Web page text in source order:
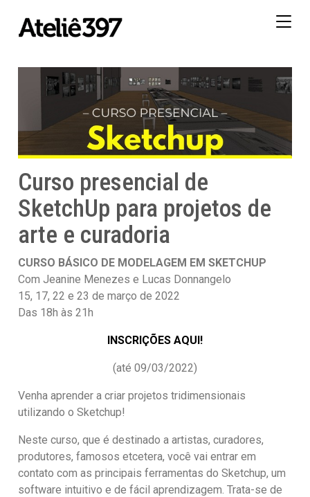
Curso presencial de
SketchUp para projetos de
arte e curadoria
CURSO BÁSICO DE MODELAGEM EM SKETCHUP
Com Jeanine Menezes e Lucas Donnangelo
15, 17, 22 e 23 de março de 2022
Das 18h às 21h
INSCRIÇÕES AQUI!
(até 09/03/2022)
Venha aprender a criar projetos tridimensionais
utilizando o Sketchup!
Neste curso, que é destinado a artistas, curadores,
produtores, famosos etcetera, você vai entrar em
contato com as principais ferramentas do Sketchup, um
software intuitivo e de fácil aprendizagem. Trata-se de